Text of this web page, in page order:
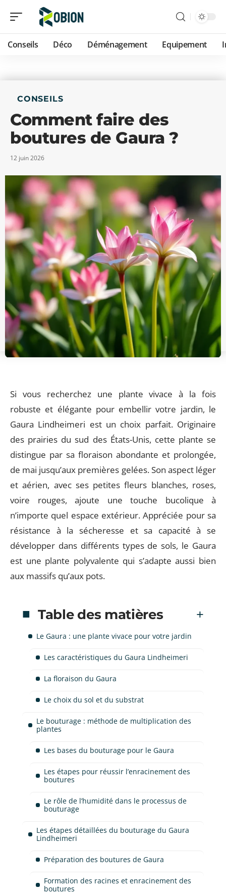
Conseils Déco Déménagement Equipement
CONSEILS
Comment faire des
boutures de Gaura ?
12 juin 2026
Si vous recherchez une plante vivace à la fois
robuste et élégante pour embellir votre jardin, le
Gaura Lindheimeri est un choix parfait. Originaire
des prairies du sud des États-Unis, cette plante se
distingue par sa floraison abondante et prolongée,
de mai jusqu’aux premières gelées. Son aspect léger
et aérien, avec ses petites fleurs blanches, roses,
voire rouges, ajoute une touche bucolique à
n’importe quel espace extérieur. Appréciée pour sa
résistance à la sécheresse et sa capacité à se
développer dans différents types de sols, le Gaura
est une plante polyvalente qui s’adapte aussi bien
aux massifs qu’aux pots.
Table des matières
Le Gaura : une plante vivace pour votre jardin
Les caractéristiques du Gaura Lindheimeri
La floraison du Gaura
Le choix du sol et du substrat
Le bouturage : méthode de multiplication des
plantes
Les bases du bouturage pour le Gaura
Les étapes pour réussir l’enracinement des
boutures
Le rôle de l’humidité dans le processus de
bouturage
Les étapes détaillées du bouturage du Gaura
Lindheimeri
Préparation des boutures de Gaura
Formation des racines et enracinement des
boutures